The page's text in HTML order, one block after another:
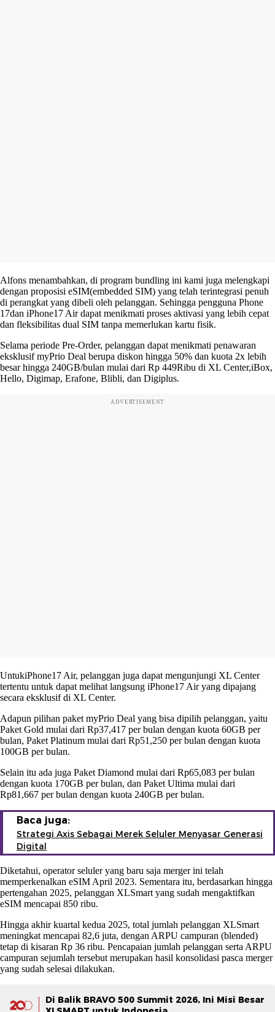
Alfons menambahkan, di program bundling ini kami juga melengkapi
dengan proposisi eSIM(embedded SIM) yang telah terintegrasi penuh
di perangkat yang dibeli oleh pelanggan. Sehingga pengguna Phone
17dan iPhone17 Air dapat menikmati proses aktivasi yang lebih cepat
dan fleksibilitas dual SIM tanpa memerlukan kartu fisik.
Selama periode Pre-Order, pelanggan dapat menikmati penawaran
eksklusif myPrio Deal berupa diskon hingga 50% dan kuota 2x lebih
besar hingga 240GB/bulan mulai dari Rp 449Ribu di XL Center,iBox,
Hello, Digimap, Erafone, Blibli, dan Digiplus.
ADVERTISEMENT
UntukiPhone17 Air, pelanggan juga dapat mengunjungi XL Center
tertentu untuk dapat melihat langsung iPhone17 Air yang dipajang
secara eksklusif di XL Center.
Adapun pilihan paket myPrio Deal yang bisa dipilih pelanggan, yaitu
Paket Gold mulai dari Rp37,417 per bulan dengan kuota 60GB per
bulan, Paket Platinum mulai dari Rp51,250 per bulan dengan kuota
100GB per bulan.
Selain itu ada juga Paket Diamond mulai dari Rp65,083 per bulan
dengan kuota 170GB per bulan, dan Paket Ultima mulai dari
Rp81,667 per bulan dengan kuota 240GB per bulan.
Baca juga:
Strategi Axis Sebagai Merek Seluler Menyasar Generasi
Digital
Diketahui, operator seluler yang baru saja merger ini telah
memperkenalkan eSIM April 2023. Sementara itu, berdasarkan hingga
pertengahan 2025, pelanggan XLSmart yang sudah mengaktifkan
eSIM mencapai 850 ribu.
Hingga akhir kuartal kedua 2025, total jumlah pelanggan XLSmart
meningkat mencapai 82,6 juta, dengan ARPU campuran (blended)
tetap di kisaran Rp 36 ribu. Pencapaian jumlah pelanggan serta ARPU
campuran sejumlah tersebut merupakan hasil konsolidasi pasca merger
yang sudah selesai dilakukan.
Di Balik BRAVO 500 Summit 2026, Ini Misi Besar